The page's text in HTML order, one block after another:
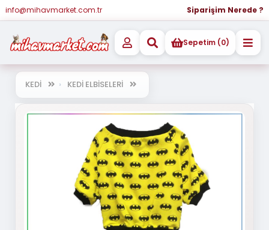
info@mihavmarket.com.tr Siparişim Nerede ?
Sepetim (0)
KEDİ KEDİ ELBİSELERİ